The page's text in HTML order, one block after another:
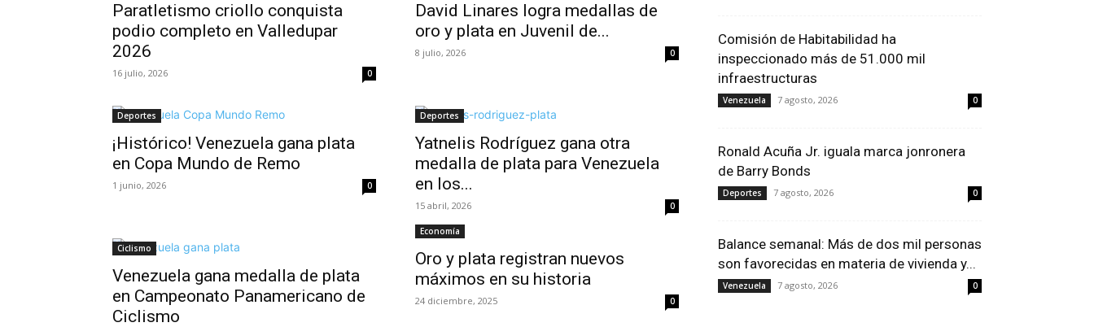
Paratletismo criollo conquista
podio completo en Valledupar
2026
16 julio, 2026 0
David Linares logra medallas de
oro y plata en Juvenil de...
8 julio, 2026 0
Deportes
¡Histórico! Venezuela gana plata
en Copa Mundo de Remo
1 junio, 2026 0
Deportes
Yatnelis Rodríguez gana otra
medalla de plata para Venezuela
en los...
15 abril, 2026 0
Ciclismo
Venezuela gana medalla de plata
en Campeonato Panamericano de
Ciclismo
Economía
Oro y plata registran nuevos
máximos en su historia
24 diciembre, 2025 0
Comisión de Habitabilidad ha
inspeccionado más de 51.000 mil
infraestructuras
Venezuela 7 agosto, 2026 0
Ronald Acuña Jr. iguala marca jonronera
de Barry Bonds
Deportes 7 agosto, 2026 0
Balance semanal: Más de dos mil personas
son favorecidas en materia de vivienda y...
Venezuela 7 agosto, 2026 0